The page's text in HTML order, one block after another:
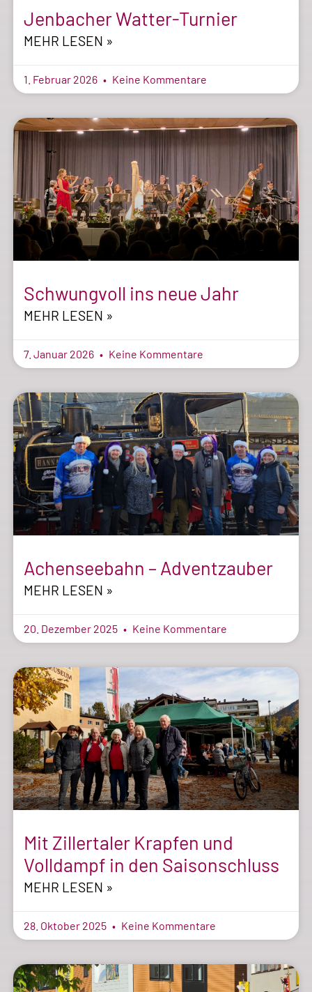
Jenbacher Watter-Turnier
MEHR LESEN »
1. Februar 2026 Keine Kommentare
Schwungvoll ins neue Jahr
MEHR LESEN »
7. Januar 2026 Keine Kommentare
Achenseebahn – Adventzauber
MEHR LESEN »
20. Dezember 2025 Keine Kommentare
Mit Zillertaler Krapfen und
Volldampf in den Saisonschluss
MEHR LESEN »
28. Oktober 2025 Keine Kommentare